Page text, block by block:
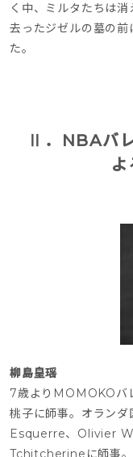
く中、ミルタたちは
去ったジゼルの墓の
た。
．
NBAバ
柳島皇瑶
7歳よりMOMOKOバ
桃⼦に師事。オラン
Esquerre、Olivier